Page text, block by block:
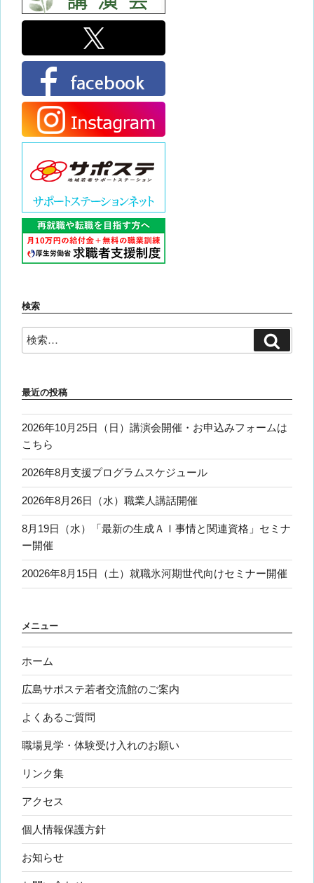
検索
検
索:
最近の投稿
2026年10月25日（日）講演会開催・お申込みフォームは
こちら
2026年8月支援プログラムスケジュール
2026年8月26日（水）職業人講話開催
8月19日（水）「最新の生成ＡＩ事情と関連資格」セミナ
ー開催
20026年8月15日（土）就職氷河期世代向けセミナー開催
メニュー
ホーム
広島サポステ若者交流館のご案内
よくあるご質問
職場見学・体験受け入れのお願い
リンク集
アクセス
個人情報保護方針
お知らせ